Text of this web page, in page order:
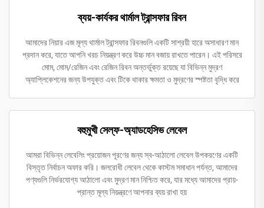
ব্যয়-কার্যকর থার্মাল ট্রান্সফার রিবন
আমাদের নিয়ার এজ মূল্য থার্মাল ট্রান্সফার রিবনগুলি একটি সাশ্রয়ী হারে অসাধারণ মান
প্রদান করে, যাতে আপনি খরচ নিয়ন্ত্রণ করে উচ্চ মান বজায় রাখতে পারেন। এই পরিসরে
মোম, মোম/রেজিন এবং রেজিন রিবন অন্তর্ভুক্ত রয়েছে যা বিভিন্ন মুদ্রণ
অ্যাপ্লিকেশনের জন্য উপযুক্ত এবং টিকে থাকার ক্ষমতা ও মুদ্রণের স্পষ্টতা বৃদ্ধি করে
বহুমুখী সেল্ফ-অ্যাডহেসিভ লেবেল
আমরা বিভিন্ন লেবেলিং প্রয়োজন পূরণের জন্য স্ব-আঠালো লেবেল উপকরণের একটি
বিস্তৃত নির্বাচন অফার করি। জলরোধী লেবেল থেকে কাস্টম সমাধান পর্যন্ত, আমাদের
পণ্যগুলি নির্ভরযোগ্য আঠালো এবং মুদ্রণ মান নিশ্চিত করে, যার মধ্যে আমাদের প্রায়-
প্রান্ত মূল্য নিয়ন্ত্রণে আপনার ব্যয় রাখা হয়